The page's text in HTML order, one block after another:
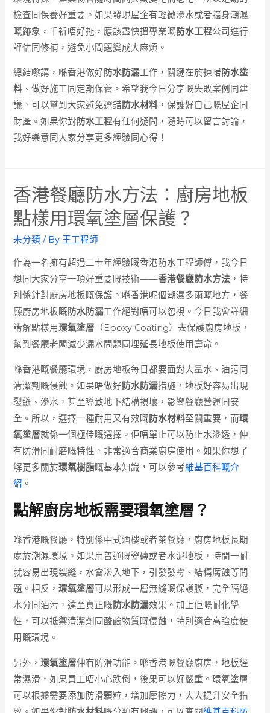
檢查同保養好重要。如果發現屋企有輕微滲水或者牆身潮濕
嘅跡象，千祈唔好拖，應該盡快搵專業嘅防水工程公司進行
評估同修補，避免小問題變成大麻煩。
總結嚟講，喺香港做好防水防漏工作，關鍵在於揀啱防水塗
料 、做好施工同定期保養。希望我今日分享嘅失敗案例同建
議，可以幫到大家避免選錯防水材料 ，保護好自己嘅屋企同
財產。如果你對防水工程有任何疑問，隨時可以留言討論，
我好樂意同大家分享更多經驗同心得！
香港餐廳防水方法：廚房地板
點樣用環氧塗層保護？
未分類 / By 王工程師
作為一名擁有超過二十年經驗嘅香港防水工程師傅，我今日
想同大家分享一項好重要嘅技術——香港餐廳防水方法 ，特
別係針對廚房地板嘅保護。喺香港呢個潮濕多雨嘅地方，餐
廳廚房地板嘅防水防漏工作絕對唔可以忽視。今日我會詳細
講解點樣用環氧塗層 （Epoxy Coating）去保護廚房地板，
幫到餐廳老闆減少漏水問題同埋延長地板使用壽命。
喺香港嘅餐廳環境，廚房地板每日都要面對大量水、油污同
清潔劑嘅侵蝕。如果唔做好防水防漏措施，地板好容易出現
裂縫、滲水，甚至導致地下結構損壞，影響餐廳營運同安
全。所以，選擇一種耐用又有效嘅防水材料至關重要，而環
氧塗層就係一個極佳嘅選擇。佢唔單止可以防止水滲透，仲
有防滑同耐磨嘅特性，非常適合商業廚房使用。如果你想了
解更多關於環氧樹脂嘅基本知識，可以參考維基百科嘅介
紹 。
點解廚房地板需要環氧塗層？
喺香港嘅餐廳，特別係中式酒樓或者茶餐廳，廚房地板長期
處於潮濕環境。如果用普通嘅瓷磚或者水泥地板，時間一耐
就容易出現裂縫，水會滲入地下，引發發霉、結構腐蝕等問
題。相反，環氧塗層可以形成一層無縫嘅保護膜，完全隔絕
水分同油污，達至真正嘅防水防漏效果。加上佢嘅耐化學
性，可以抵禦清潔劑同酸鹼物質嘅侵蝕，特別適合高強度使
用嘅環境。
另外，環氧塗層仲有防滑功能。喺香港嘅餐廳廚房，地板經
常濕滑，如果員工唔小心跌倒，後果可以好嚴重。環氧塗層
可以根據需要添加防滑顆粒，增加摩擦力，大大提升安全指